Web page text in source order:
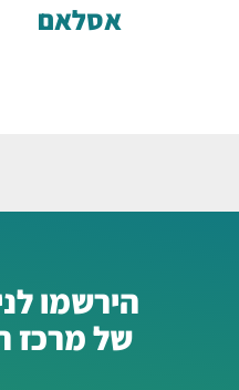
אסלאם
הירשמו
של מרכז